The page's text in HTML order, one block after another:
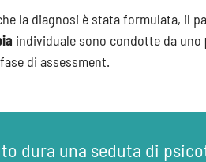
la diagnosi è stata formulata, il
individuale sono condotte da uno
di assessment.
dura una seduta di